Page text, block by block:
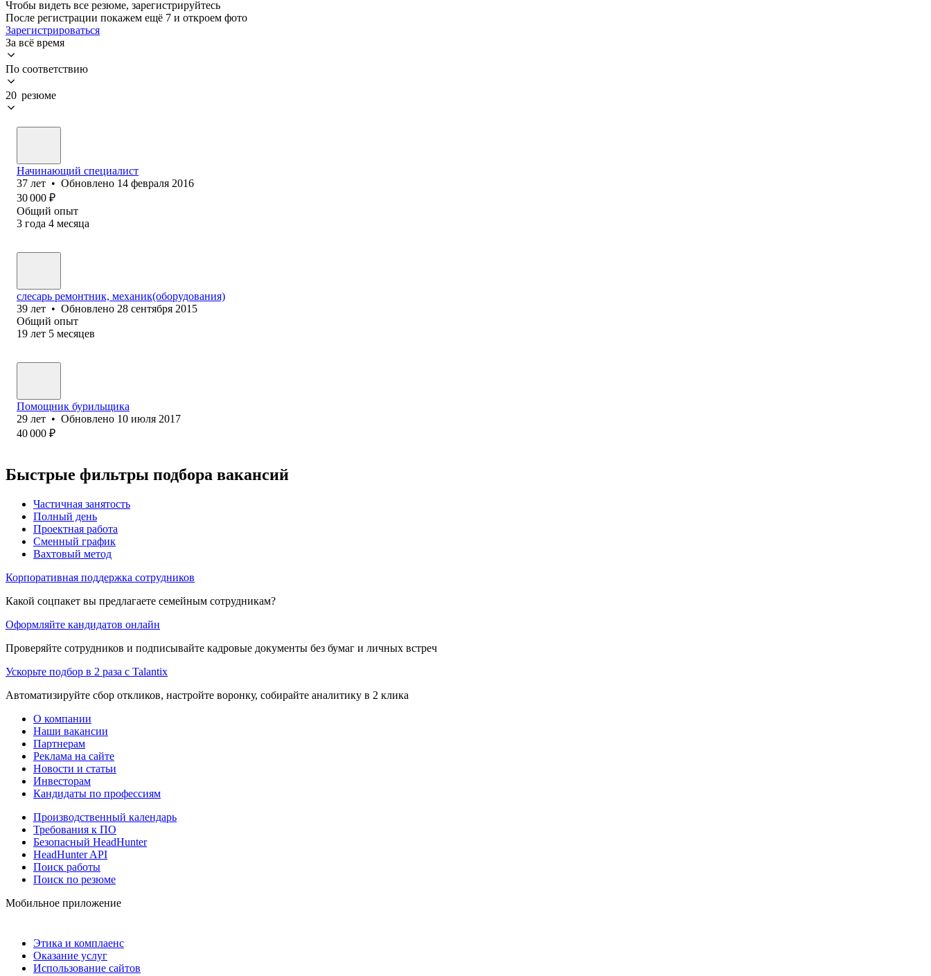
Чтобы видеть все резюме, зарегистрируйтесь
После регистрации покажем ещё 7 и откроем фото
Зарегистрироваться
За всё время
По соответствию
20 резюме
Начинающий специалист
37 лет • Обновлено 14 февраля 2016
30 000 ₽
Общий опыт
3 года 4 месяца
слесарь ремонтник, механик(оборудования)
39 лет • Обновлено 28 сентября 2015
Общий опыт
19 лет 5 месяцев
Помощник бурильщика
29 лет • Обновлено 10 июля 2017
40 000 ₽
Быстрые фильтры подбора вакансий
Частичная занятость
Полный день
Проектная работа
Сменный график
Вахтовый метод
Корпоративная поддержка сотрудников
Какой соцпакет вы предлагаете семейным сотрудникам?
Оформляйте кандидатов онлайн
Проверяйте сотрудников и подписывайте кадровые документы без бумаг и личных встреч
Ускорьте подбор в 2 раза с Talantix
Автоматизируйте сбор откликов, настройте воронку, собирайте аналитику в 2 клика
О компании
Наши вакансии
Партнерам
Реклама на сайте
Новости и статьи
Инвесторам
Кандидаты по профессиям
Производственный календарь
Требования к ПО
Безопасный HeadHunter
HeadHunter API
Поиск работы
Поиск по резюме
Мобильное приложение
Этика и комплаенс
Оказание услуг
Использование сайтов